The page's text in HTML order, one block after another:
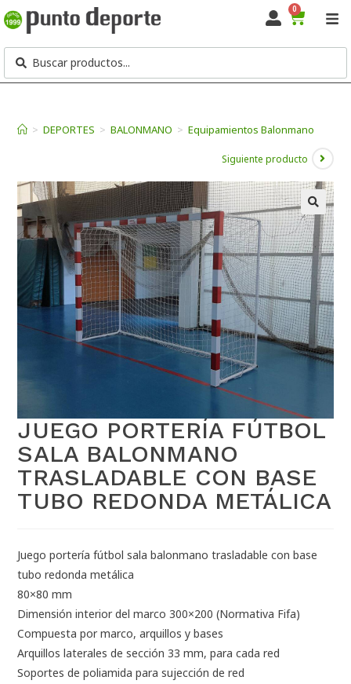
0
> DEPORTES > BALONMANO > Equipamientos Balonmano
Siguiente producto
🔍
JUEGO PORTERÍA FÚTBOL
SALA BALONMANO
TRASLADABLE CON BASE
TUBO REDONDA METÁLICA
Juego portería fútbol sala balonmano trasladable con base
tubo redonda metálica
80×80 mm
Dimensión interior del marco 300×200 (Normativa Fifa)
Compuesta por marco, arquillos y bases
Arquillos laterales de sección 33 mm, para cada red
Soportes de poliamida para sujección de red